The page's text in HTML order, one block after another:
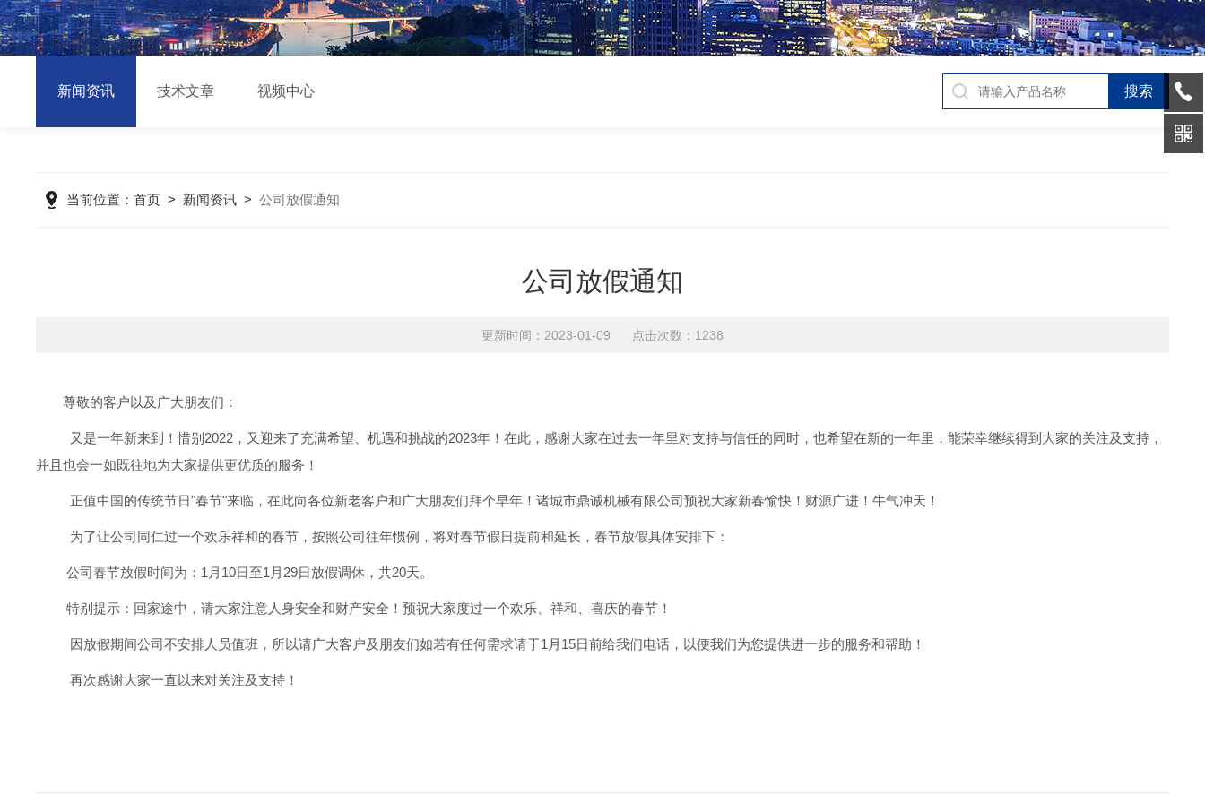
新闻资讯 技术文章 视频中心
当前位置：首页 > 新闻资讯 >公司放假通知
公司放假通知
更新时间：2023-01-09 点击次数：1238
尊敬的客户以及广大朋友们：
又是一年新来到！惜别2022，又迎来了充满希望、机遇和挑战的2023年！在此，感谢大家在过去一年里对支持与信任的同时，也希望在新的一年里，能荣幸继续得到大家的关注及支持，
并且也会一如既往地为大家提供更优质的服务！
正值中国的传统节日"春节"来临，在此向各位新老客户和广大朋友们拜个早年！诸城市鼎诚机械有限公司预祝大家新春愉快！财源广进！牛气冲天！
为了让公司同仁过一个欢乐祥和的春节，按照公司往年惯例，将对春节假日提前和延长，春节放假具体安排下：
公司春节放假时间为：1月10日至1月29日放假调休，共20天。
特别提示：回家途中，请大家注意人身安全和财产安全！预祝大家度过一个欢乐、祥和、喜庆的春节！
因放假期间公司不安排人员值班，所以请广大客户及朋友们如若有任何需求请于1月15日前给我们电话，以便我们为您提供进一步的服务和帮助！
再次感谢大家一直以来对关注及支持！